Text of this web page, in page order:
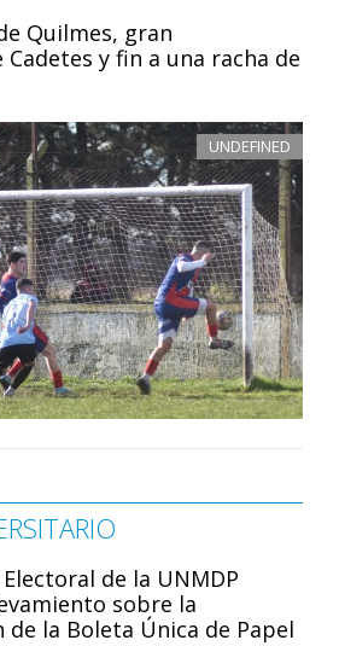
Quilmes, gran
y fin a una racha de
UNDEFINED
de la UNMDP
sobre la
la Boleta Única de Papel